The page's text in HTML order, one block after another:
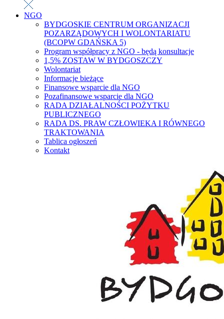
NGO
BYDGOSKIE CENTRUM ORGANIZACJI
POZARZĄDOWYCH I WOLONTARIATU
(BCOPW GDAŃSKA 5)
Program współpracy z NGO - będą konsultacje
1,5% ZOSTAW W BYDGOSZCZY
Wolontariat
Informacje bieżące
Finansowe wsparcie dla NGO
Pozafinansowe wsparcie dla NGO
RADA DZIAŁALNOŚCI POŻYTKU
PUBLICZNEGO
RADA DS. PRAW CZŁOWIEKA I RÓWNEGO
TRAKTOWANIA
Tablica ogłoszeń
Kontakt